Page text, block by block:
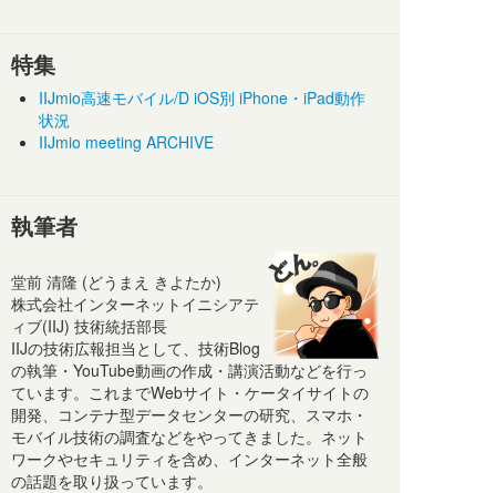
特集
IIJmio高速モバイル/D iOS別 iPhone・iPad動作
状況
IIJmio meeting ARCHIVE
執筆者
堂前 清隆 (どうまえ きよたか)
株式会社インターネットイニシアテ
ィブ(IIJ) 技術統括部長
IIJの技術広報担当として、技術Blog
の執筆・YouTube動画の作成・講演活動などを行っ
ています。これまでWebサイト・ケータイサイトの
開発、コンテナ型データセンターの研究、スマホ・
モバイル技術の調査などをやってきました。ネット
ワークやセキュリティを含め、インターネット全般
の話題を取り扱っています。